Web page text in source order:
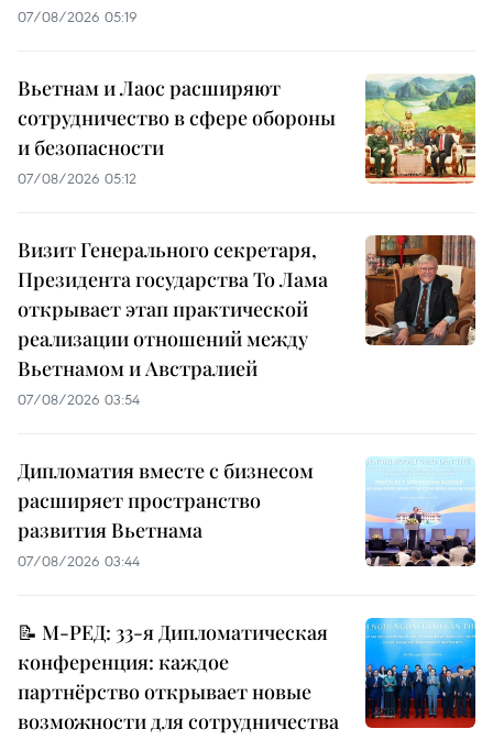
07/08/2026 05:19
Вьетнам и Лаос расширяют
сотрудничество в сфере обороны
и безопасности
07/08/2026 05:12
Визит Генерального секретаря,
Президента государства То Лама
открывает этап практической
реализации отношений между
Вьетнамом и Австралией
07/08/2026 03:54
Дипломатия вместе с бизнесом
расширяет пространство
развития Вьетнама
07/08/2026 03:44
📝 М-РЕД: 33-я Дипломатическая
конференция: каждое
партнёрство открывает новые
возможности для сотрудничества